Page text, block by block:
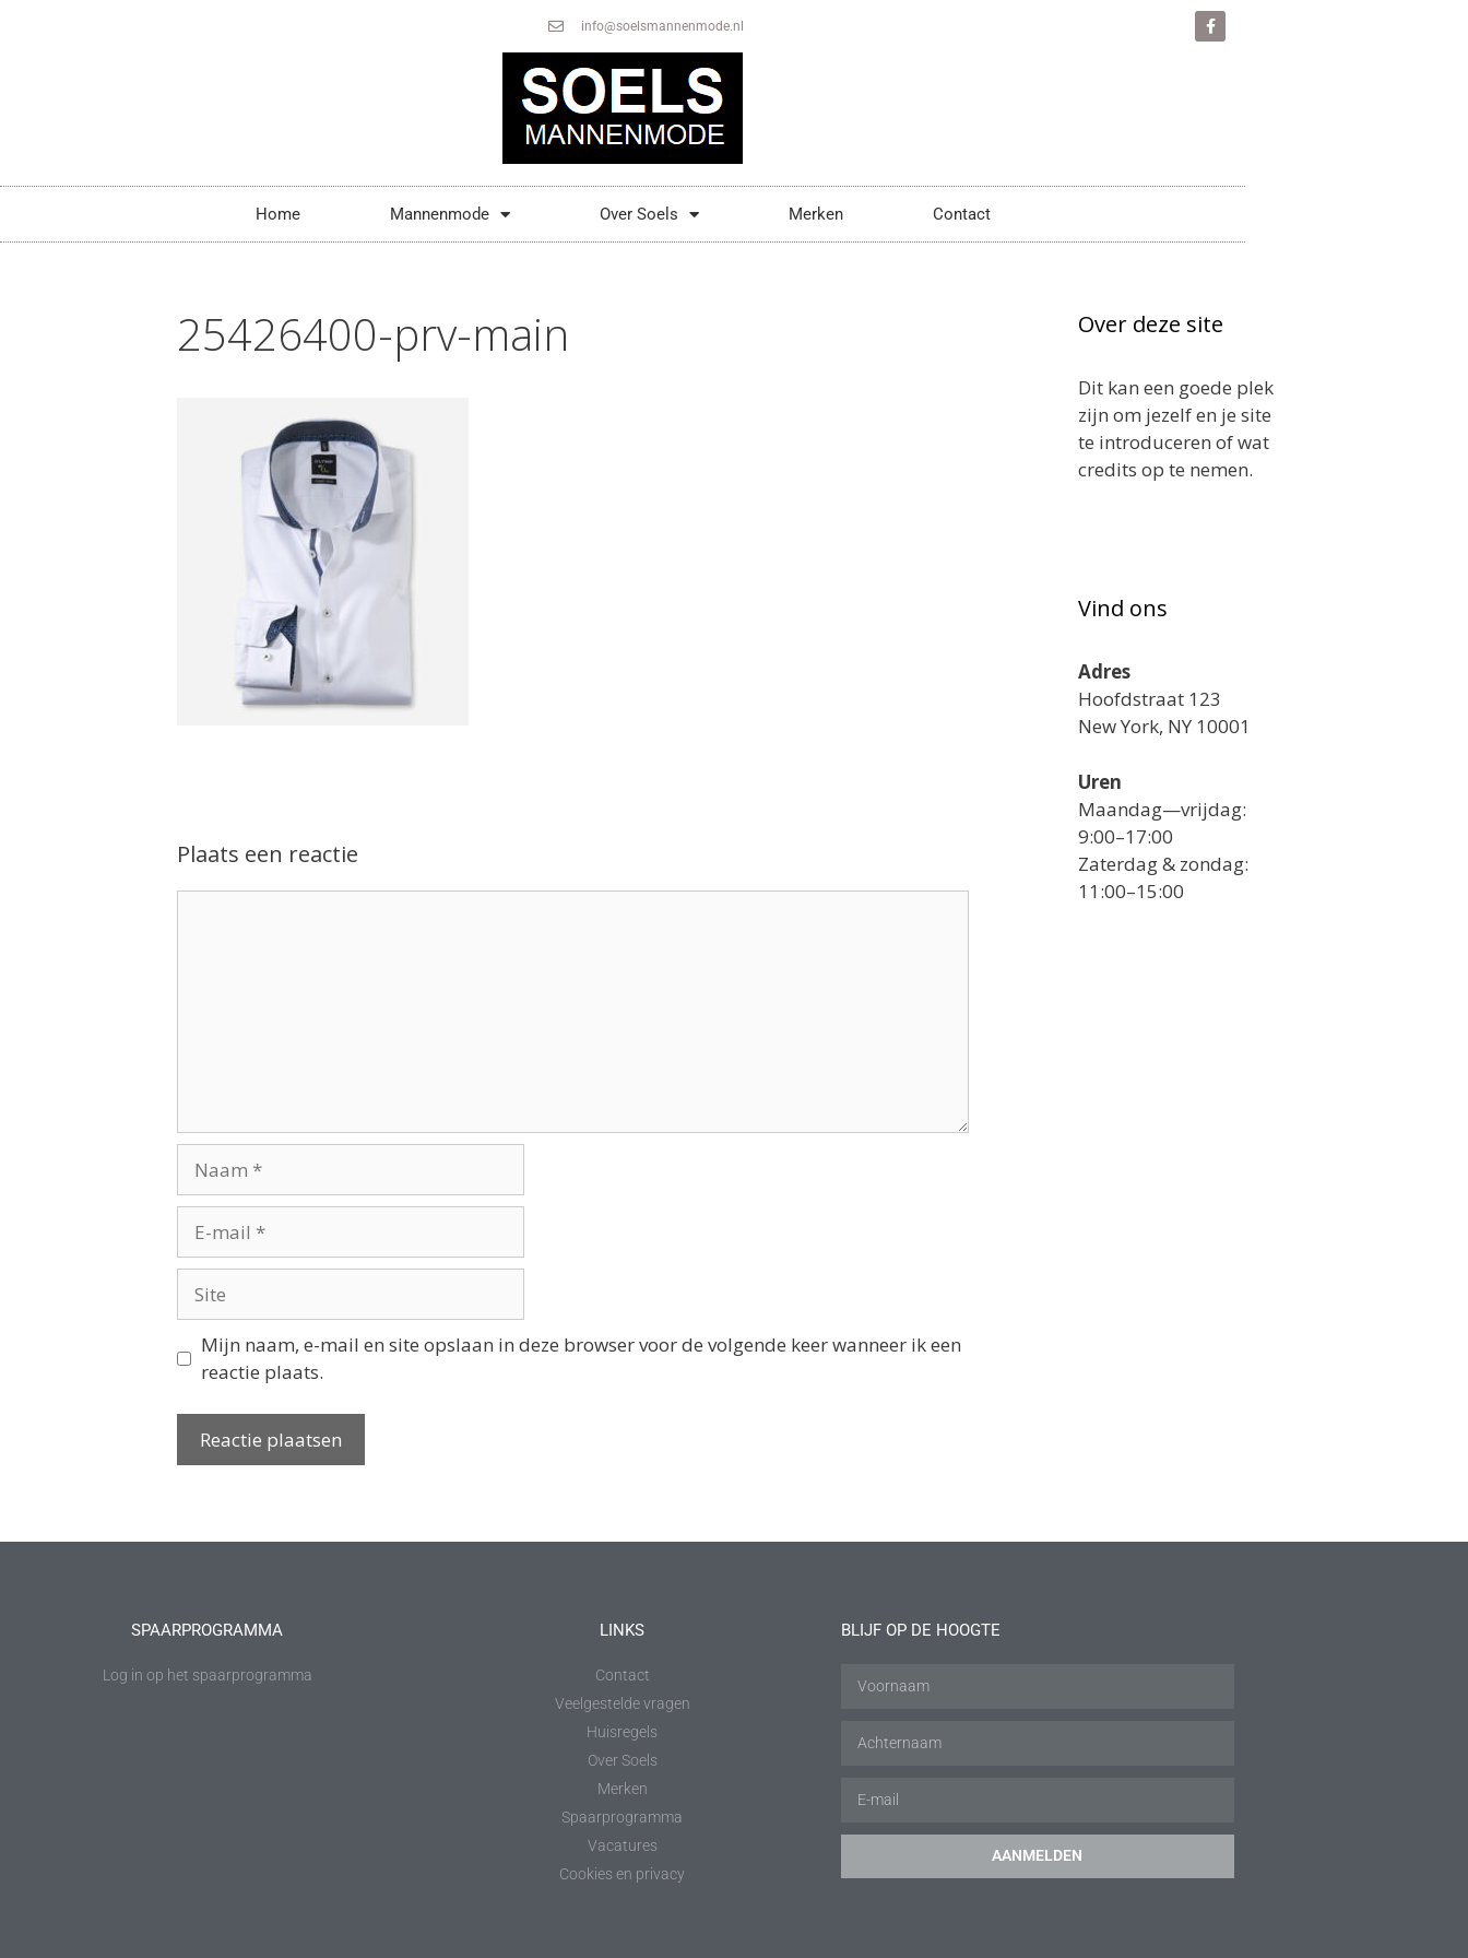
info@soelsmannenmode.nl
Home Mannenmode Over Soels Merken Contact
25426400-prv-main
Plaats een reactie
Mijn naam, e-mail en site opslaan in deze browser voor de volgende keer wanneer ik een
reactie plaats.
Over deze site
Dit kan een goede plek
zijn om jezelf en je site
te introduceren of wat
credits op te nemen.
Vind ons
Adres
Hoofdstraat 123
New York, NY 10001
Uren
Maandag—vrijdag:
9:00–17:00
Zaterdag & zondag:
11:00–15:00
SPAARPROGRAMMA
Log in op het spaarprogramma
LINKS
Contact
Veelgestelde vragen
Huisregels
Over Soels
Merken
Spaarprogramma
Vacatures
Cookies en privacy
BLIJF OP DE HOOGTE
AANMELDEN